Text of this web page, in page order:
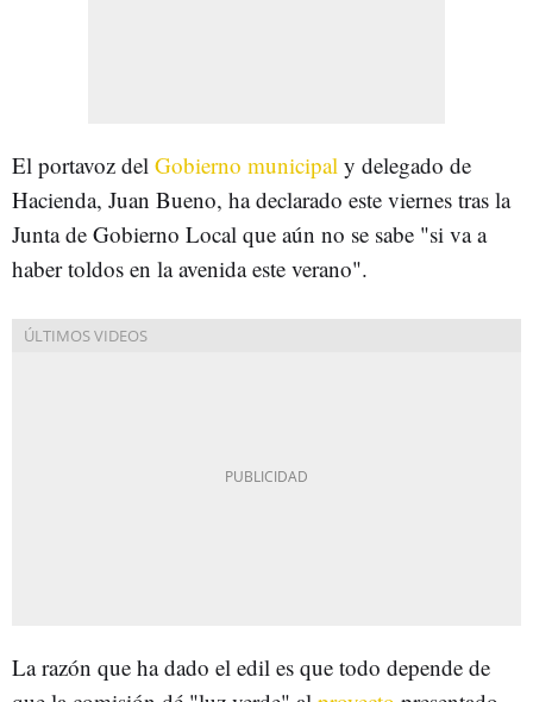
El portavoz del Gobierno municipal y delegado de
Hacienda, Juan Bueno, ha declarado este viernes tras la
Junta de Gobierno Local que aún no se sabe "si va a
haber toldos en la avenida este verano".
La razón que ha dado el edil es que todo depende de